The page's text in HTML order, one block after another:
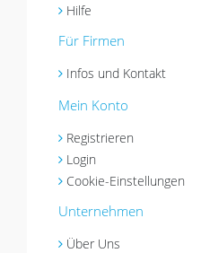
Hilfe
Für Firmen
Infos und Kontakt
Mein Konto
Registrieren
Login
Cookie-Einstellungen
Unternehmen
Über Uns